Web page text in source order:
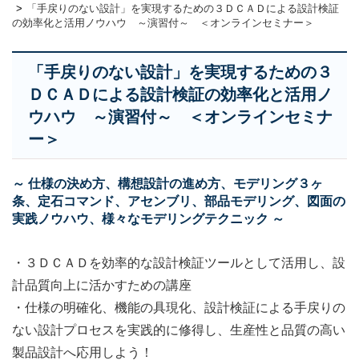
「手戻りのない設計」を実現するための３ＤＣＡＤによる設計検証
の効率化と活用ノウハウ ～演習付～ ＜オンラインセミナー＞
「手戻りのない設計」を実現するための３
ＤＣＡＤによる設計検証の効率化と活用ノ
ウハウ ～演習付～ ＜オンラインセミナ
ー＞
～ 仕様の決め方、構想設計の進め方、モデリング３ヶ
条、定石コマンド、アセンブリ、部品モデリング、図面の
実践ノウハウ、様々なモデリングテクニック ～
・３ＤＣＡＤを効率的な設計検証ツールとして活用し、設
計品質向上に活かすための講座
・仕様の明確化、機能の具現化、設計検証による手戻りの
ない設計プロセスを実践的に修得し、生産性と品質の高い
製品設計へ応用しよう！